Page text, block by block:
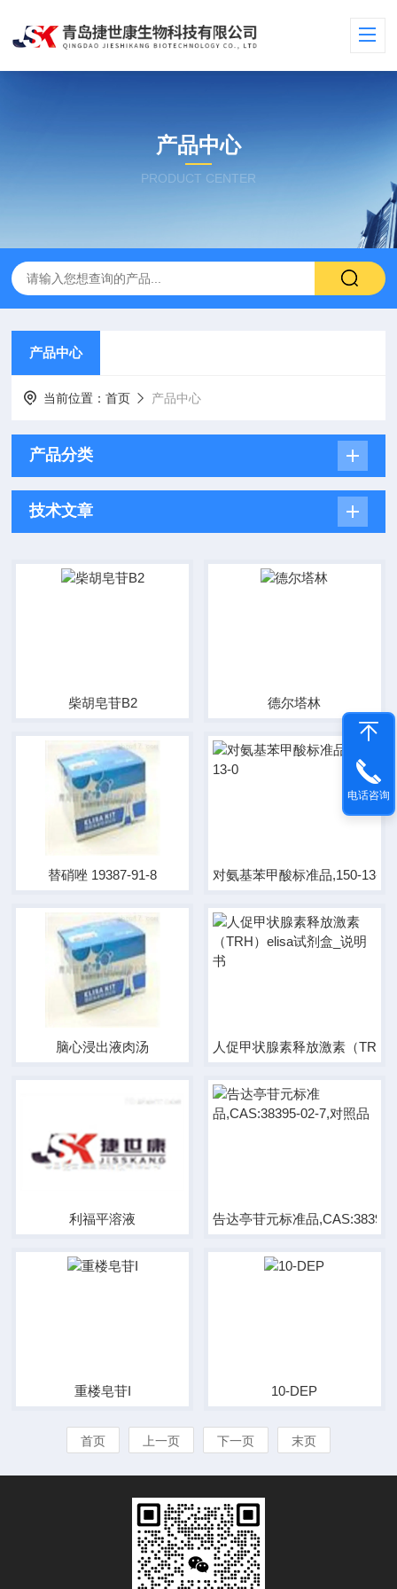
产品中心
PRODUCT CENTER
产品中心
当前位置：首页 产品中心
产品分类
技术文章
柴胡皂苷B2 德尔塔林
替硝唑 19387-91-8 对氨基苯甲酸标准品,150-13-0
脑心浸出液肉汤 人促甲状腺素释放激素（TRH
利福平溶液 告达亭苷元标准品
重楼皂苷I 10-DEP
首页 上一页 下一页 末页
电话咨询